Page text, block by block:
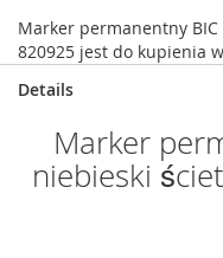
Marker permanentny
820925 jest do kupienia
Details
Marker
niebieski